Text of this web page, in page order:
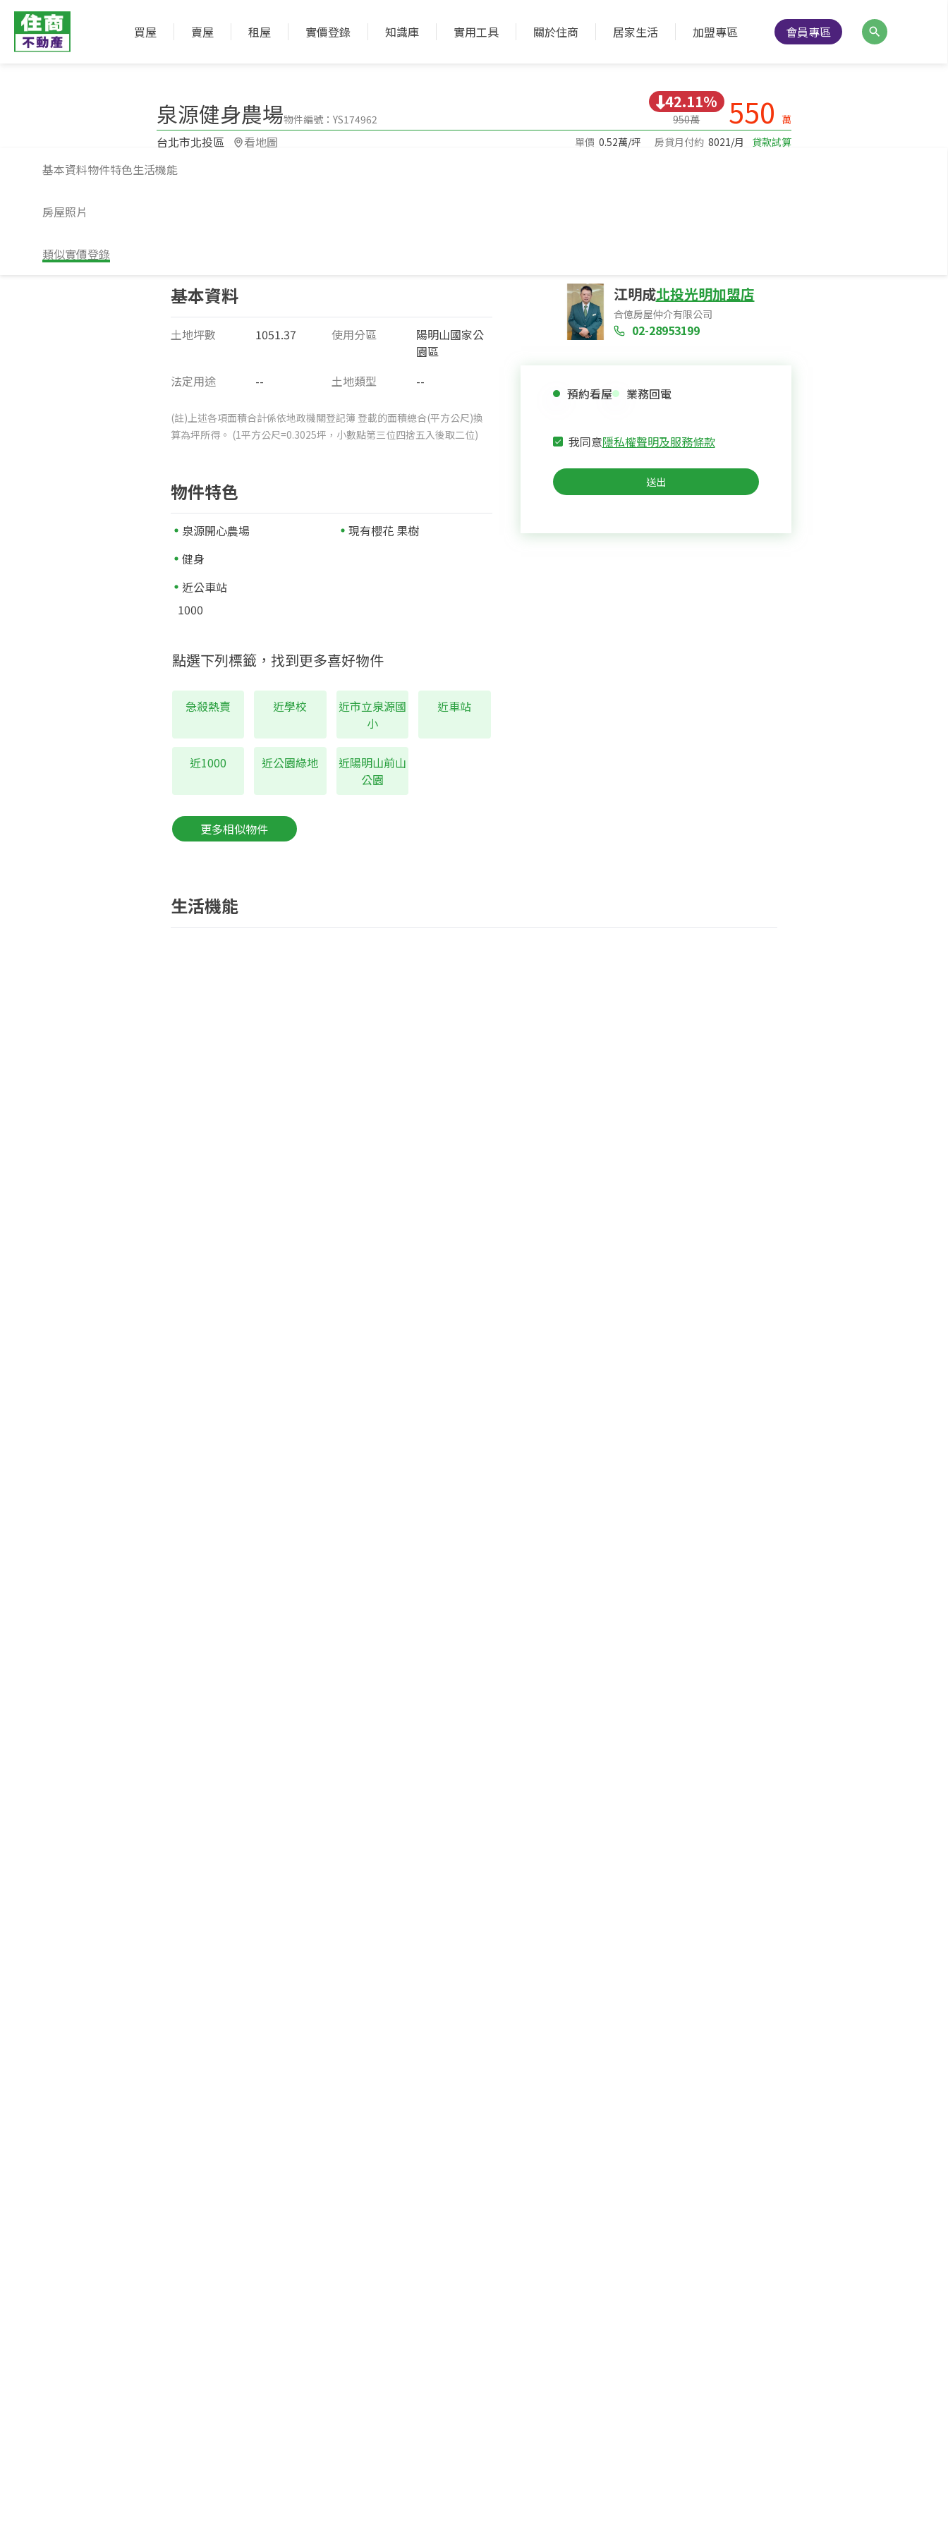
買屋 賣屋 租屋 實價登錄 知識庫 實用工具 關於住商 居家生活 加盟專區 會員專區
基本資料物件特色生活機能
房屋照片
類似實價登錄
泉源健身農場物件編號：YS174962
42.11%
950萬 550 萬
台北市北投區​ 看地圖 單價 0.52萬/坪 房貸月付約 8021/月 貸款試算
基本資料
土地坪數 1051.37 使用分區
陽明山國家公
園區
法定用途
-- 土地類型 --
(註)上述各項面積合計係依地政機關登記簿 登載的面積總合(平方公尺)換
算為坪所得。 (1平方公尺=0.3025坪，小數點第三位四捨五入後取二位)
物件特色
泉源開心農場
現有櫻花 果樹
健身
近公車站
1000
點選下列標籤，找到更多喜好物件
急殺熱賣 近學校
近市立泉源國
小
近車站
近1000 近公園綠地
近陽明山前山
公園
更多相似物件
江明成北投光明加盟店
合億房屋仲介有限公司
02-28953199
預約看屋 業務回電
我同意隱私權聲明及服務條款
送出
生活機能